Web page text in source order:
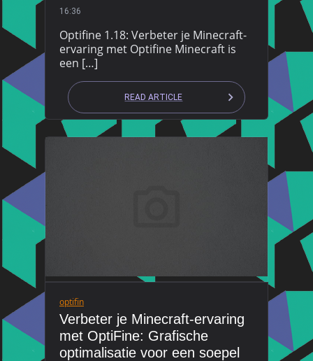
16:36
Optifine 1.18: Verbeter je Minecraft-
ervaring met Optifine Minecraft is
een […]
READ ARTICLE
optifin
Verbeter je Minecraft-ervaring
met OptiFine: Grafische
optimalisatie voor een soepel